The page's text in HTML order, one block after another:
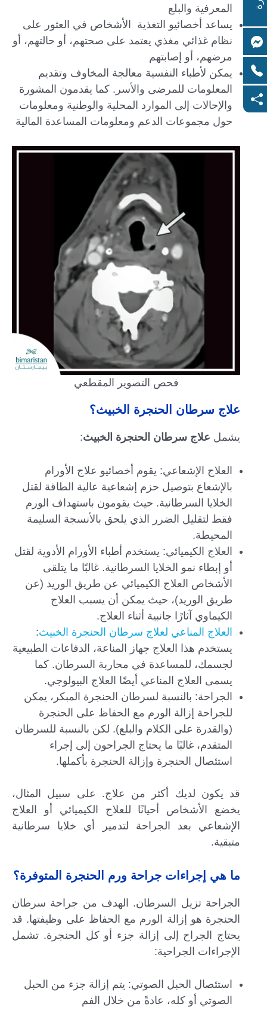
المعرفية والبلع
يساعد أخصائيو التغذية الأشخاص في العثور على
نظام غذائي مغذي يعتمد على صحتهم، أو حالتهم، أو
مرضهم، أو إصابتهم
يمكن لأطباء النفسية معالجة المخاوف وتقديم
المعلومات للمرضى والأسر. كما يقدمون المشورة
والإحالات إلى الموارد المحلية والوطنية ومعلومات
حول مجموعات الدعم ومعلومات المساعدة المالية
فحص التصوير المقطعي
علاج سرطان الحنجرة الخبيث؟
يشمل علاج سرطان الحنجرة الخبيث:
العلاج الإشعاعي: يقوم أخصائيو علاج الأورام
بالإشعاع بتوصيل حزم إشعاعية عالية الطاقة لقتل
الخلايا السرطانية. حيث يقومون باستهداف الورم
فقط لتقليل الضرر الذي يلحق بالأنسجة السليمة
المحيطة.
العلاج الكيميائي: يستخدم أطباء الأورام الأدوية لقتل
أو إبطاء نمو الخلايا السرطانية. غالبًا ما يتلقى
الأشخاص العلاج الكيميائي عن طريق الوريد (عن
طريق الوريد)، حيث يمكن أن يسبب العلاج
الكيماوي آثارًا جانبية أثناء العلاج.
العلاج المناعي لعلاج سرطان الحنجرة الخبيث:
يستخدم هذا العلاج جهاز المناعة، الدفاعات الطبيعية
لجسمك، للمساعدة في محاربة السرطان. كما
يسمى العلاج المناعي أيضًا العلاج البيولوجي.
الجراحة: بالنسبة لسرطان الحنجرة المبكر، يمكن
للجراحة إزالة الورم مع الحفاظ على الحنجرة
(والقدرة على الكلام والبلع). لكن بالنسبة للسرطان
المتقدم، غالبًا ما يحتاج الجراحون إلى إجراء
استئصال الحنجرة وإزالة الحنجرة بأكملها.
قد يكون لديك أكثر من علاج. على سبيل المثال،
يخضع الأشخاص أحيانًا للعلاج الكيميائي أو العلاج
الإشعاعي بعد الجراحة لتدمير أي خلايا سرطانية
متبقية.
ما هي إجراءات جراحة ورم الحنجرة المتوفرة؟
الجراحة تزيل السرطان. الهدف من جراحة سرطان
الحنجرة هو إزالة الورم مع الحفاظ على وظيفتها. قد
يحتاج الجراح إلى إزالة جزء أو كل الحنجرة. تشمل
الإجراءات الجراحية:
استئصال الحبل الصوتي: يتم إزالة جزء من الحبل
الصوتي أو كله، عادةً من خلال الفم